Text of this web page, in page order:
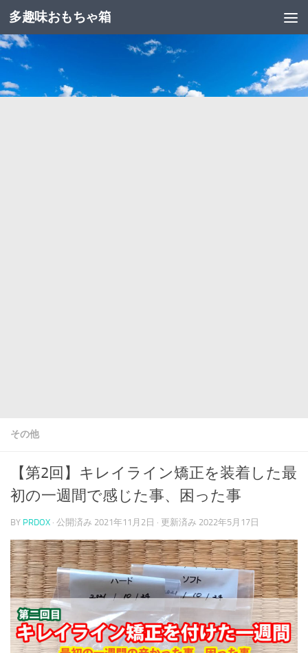
コンテンツへスキップ
多趣味おもちゃ箱
その他
【第2回】キレイライン矯正を装着した最
初の一週間で感じた事、困った事
BY PRDOX · 公開済み 2021年11月2日 · 更新済み 2022年5月17日